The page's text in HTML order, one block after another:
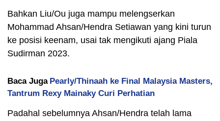
Bahkan Liu/Ou juga mampu melengserkan
Mohammad Ahsan/Hendra Setiawan yang kini turun
ke posisi keenam, usai tak mengikuti ajang Piala
Sudirman 2023.
Baca Juga Pearly/Thinaah ke Final Malaysia Masters,
Tantrum Rexy Mainaky Curi Perhatian
Padahal sebelumnya Ahsan/Hendra telah lama